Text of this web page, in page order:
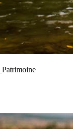
Patrimoine